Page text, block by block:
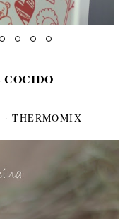
COCIDO
·THERMOMIX